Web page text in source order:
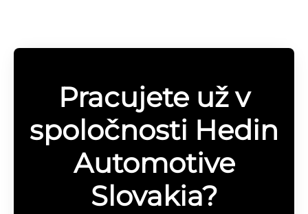
Pracujete už v
spoločnosti Hedin
Automotive
Slovakia?